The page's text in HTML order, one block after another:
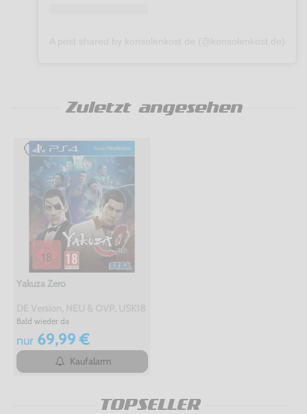
Zuletzt angesehen
Yakuza Zero
Bald wieder da
nur69,99 €
Kaufalarm
TOPSELLER